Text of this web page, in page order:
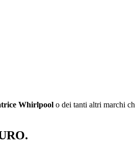
Whirlpool o dei tanti altri marchi